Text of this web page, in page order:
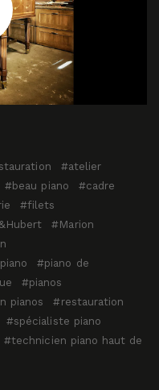
atelier
beau piano
cadre
filets
Marion
piano
piano de
pianos
pianos
restauration
spécialiste piano
technicien piano haut de